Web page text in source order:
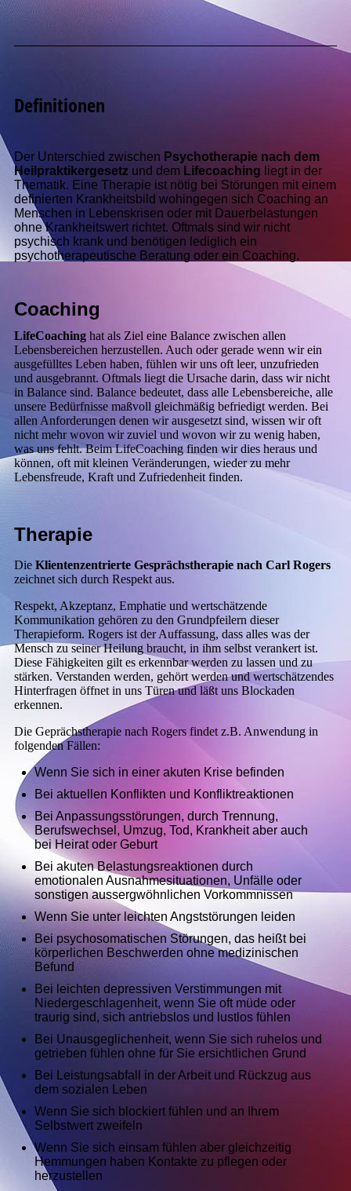
Definitionen
Der Unterschied zwischen Psychotherapie nach dem
Heilpraktikergesetz und dem Lifecoaching liegt in der
Thematik. Eine Therapie ist nötig bei Störungen mit einem
definierten Krankheitsbild wohingegen sich Coaching an
Menschen in Lebenskrisen oder mit Dauerbelastungen
ohne Krankheitswert richtet. Oftmals sind wir nicht
psychisch krank und benötigen lediglich ein
psychotherapeutische Beratung oder ein Coaching.
Coaching
LifeCoachinghat als Ziel eine Balance zwischen allen
Lebensbereichen herzustellen. Auch oder gerade wenn wir ein
ausgefülltes Leben haben, fühlen wir uns oft leer, unzufrieden
und ausgebrannt. Oftmals liegt die Ursache darin, dass wir nicht
in Balance sind. Balance bedeutet, dass alle Lebensbereiche, alle
unsere Bedürfnisse maßvoll gleichmäßig befriedigt werden. Bei
allen Anforderungen denen wir ausgesetzt sind, wissen wir oft
nicht mehr wovon wir zuviel und wovon wir zu wenig haben,
was uns fehlt. Beim LifeCoaching finden wir dies heraus und
können, oft mit kleinen Veränderungen, wieder zu mehr
Lebensfreude, Kraft und Zufriedenheit finden.
Therapie
Die Klientenzentrierte Gesprächstherapie nach Carl Rogers
zeichnet sich durch Respekt aus.
Respekt, Akzeptanz, Emphatie und wertschätzende
Kommunikation gehören zu den Grundpfeilern dieser
Therapieform. Rogers ist der Auffassung, dass alles was der
Mensch zu seiner Heilung braucht, in ihm selbst verankert ist.
Diese Fähigkeiten gilt es erkennbar werden zu lassen und zu
stärken. Verstanden werden, gehört werden und wertschätzendes
Hinterfragen öffnet in uns Türen und läßt uns Blockaden
erkennen.
Die Geprächstherapie nach Rogers findet z.B. Anwendung in
folgenden Fällen:
Wenn Sie sich in einer akuten Krise befinden
Bei aktuellen Konflikten und Konfliktreaktionen
Bei Anpassungsstörungen, durch Trennung,
Berufswechsel, Umzug, Tod, Krankheit aber auch
bei Heirat oder Geburt
Bei akuten Belastungsreaktionen durch
emotionalen Ausnahmesituationen, Unfälle oder
sonstigen aussergwöhnlichen Vorkommnissen
Wenn Sie unter leichten Angststörungen leiden
Bei psychosomatischen Störungen, das heißt bei
körperlichen Beschwerden ohne medizinischen
Befund
Bei leichten depressiven Verstimmungen mit
Niedergeschlagenheit, wenn Sie oft müde oder
traurig sind, sich antriebslos und lustlos fühlen
Bei Unausgeglichenheit, wenn Sie sich ruhelos und
getrieben fühlen ohne für Sie ersichtlichen Grund
Bei Leistungsabfall in der Arbeit und Rückzug aus
dem sozialen Leben
Wenn Sie sich blockiert fühlen und an Ihrem
Selbstwert zweifeln
Wenn Sie sich einsam fühlen aber gleichzeitig
Hemmungen haben Kontakte zu pflegen oder
herzustellen